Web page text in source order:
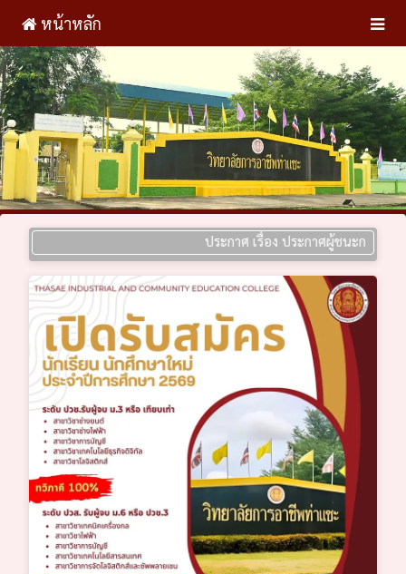
หน้าหลัก
ประกาศ เรื่อง ประกาศผู้ชนะการเสนอร